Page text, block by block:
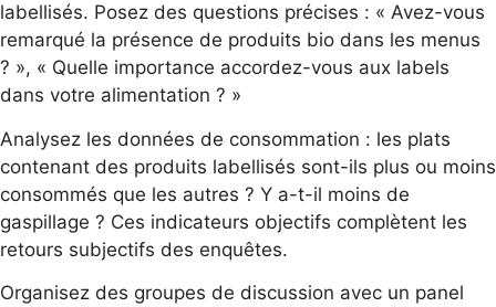
labellisés. Posez des questions précises : « Avez-vous
remarqué la présence de produits bio dans les menus
? », « Quelle importance accordez-vous aux labels
dans votre alimentation ? »
Analysez les données de consommation : les plats
contenant des produits labellisés sont-ils plus ou moins
consommés que les autres ? Y a-t-il moins de
gaspillage ? Ces indicateurs objectifs complètent les
retours subjectifs des enquêtes.
Organisez des groupes de discussion avec un panel